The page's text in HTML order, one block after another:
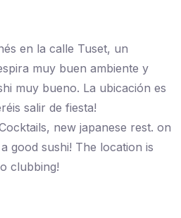
en la calle Tuset, un
muy buen ambiente y
muy bueno. La ubicación es
salir de fiesta!
new japanese rest. on
good sushi! The location is
clubbing!